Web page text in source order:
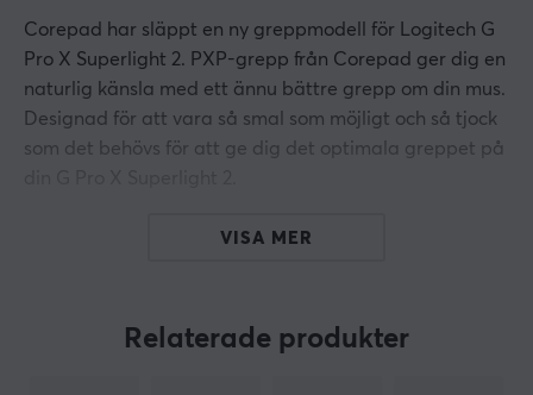
Corepad har släppt en ny greppmodell för Logitech G
Pro X Superlight 2. PXP-grepp från Corepad ger dig en
naturlig känsla med ett ännu bättre grepp om din mus.
Designad för att vara så smal som möjligt och så tjock
som det behövs för att ge dig det optimala greppet på
Aldrig mer kommer du behöva bli frustrerad över att du
Superlight 2.
VISA MER
Relaterade produkter